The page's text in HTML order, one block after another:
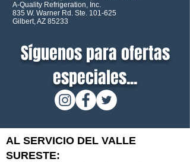
A-Quality Refrigeration, Inc.
835 W. Warner Rd. Ste. 101-625
Gilbert, AZ 85233
Síguenos para ofertas
especiales...
AL SERVICIO DEL VALLE
SURESTE: